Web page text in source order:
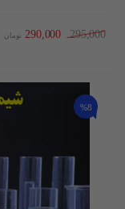
295,000
290,000 تومان
%8